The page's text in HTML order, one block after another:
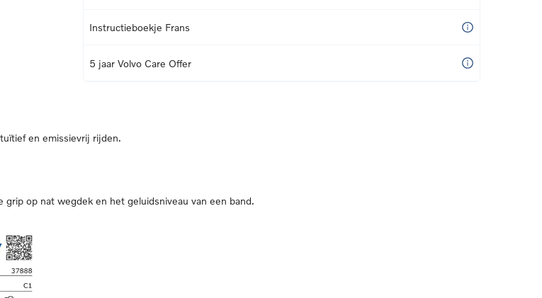
Instructieboekje Frans
5 jaar Volvo Care Offer
en emissievrij rijden.
op nat wegdek en het geluidsniveau van een band.